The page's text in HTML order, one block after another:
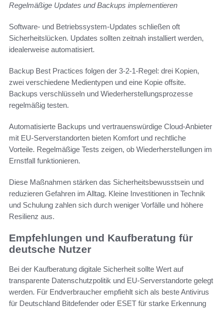
Regelmäßige Updates und Backups implementieren
Software- und Betriebssystem-Updates schließen oft
Sicherheitslücken. Updates sollten zeitnah installiert werden,
idealerweise automatisiert.
Backup Best Practices folgen der 3-2-1-Regel: drei Kopien,
zwei verschiedene Medientypen und eine Kopie offsite.
Backups verschlüsseln und Wiederherstellungsprozesse
regelmäßig testen.
Automatisierte Backups und vertrauenswürdige Cloud-Anbieter
mit EU-Serverstandorten bieten Komfort und rechtliche
Vorteile. Regelmäßige Tests zeigen, ob Wiederherstellungen im
Ernstfall funktionieren.
Diese Maßnahmen stärken das Sicherheitsbewusstsein und
reduzieren Gefahren im Alltag. Kleine Investitionen in Technik
und Schulung zahlen sich durch weniger Vorfälle und höhere
Resilienz aus.
Empfehlungen und Kaufberatung für
deutsche Nutzer
Bei der Kaufberatung digitale Sicherheit sollte Wert auf
transparente Datenschutzpolitik und EU-Serverstandorte gelegt
werden. Für Endverbraucher empfiehlt sich als beste Antivirus
für Deutschland Bitdefender oder ESET für starke Erkennung